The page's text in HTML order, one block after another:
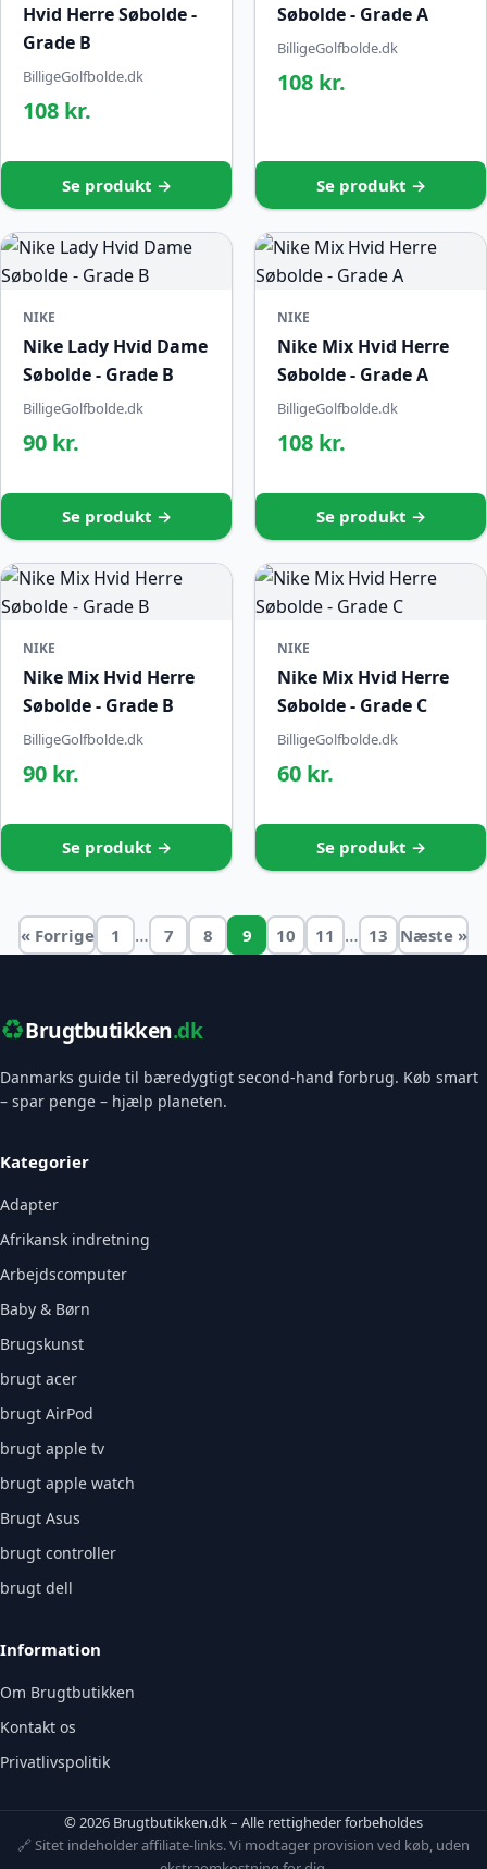
Hvid Herre Søbolde -
Grade B
BilligeGolfbolde.dk
108 kr.
Se produkt →
Søbolde - Grade A
BilligeGolfbolde.dk
108 kr.
Se produkt →
NIKE
Nike Lady Hvid Dame
Søbolde - Grade B
BilligeGolfbolde.dk
90 kr.
Se produkt →
NIKE
Nike Mix Hvid Herre
Søbolde - Grade A
BilligeGolfbolde.dk
108 kr.
Se produkt →
NIKE
Nike Mix Hvid Herre
Søbolde - Grade B
BilligeGolfbolde.dk
90 kr.
Se produkt →
NIKE
Nike Mix Hvid Herre
Søbolde - Grade C
BilligeGolfbolde.dk
60 kr.
Se produkt →
« Forrige 1 … 7 8 9 10 11 … 13 Næste »
♻️Brugtbutikken.dk
Danmarks guide til bæredygtigt second-hand forbrug. Køb smart
– spar penge – hjælp planeten.
Kategorier
Adapter
Afrikansk indretning
Arbejdscomputer
Baby & Børn
Brugskunst
brugt acer
brugt AirPod
brugt apple tv
brugt apple watch
Brugt Asus
brugt controller
brugt dell
Information
Om Brugtbutikken
Kontakt os
Privatlivspolitik
© 2026 Brugtbutikken.dk – Alle rettigheder forbeholdes
🔗 Sitet indeholder affiliate-links. Vi modtager provision ved køb, uden